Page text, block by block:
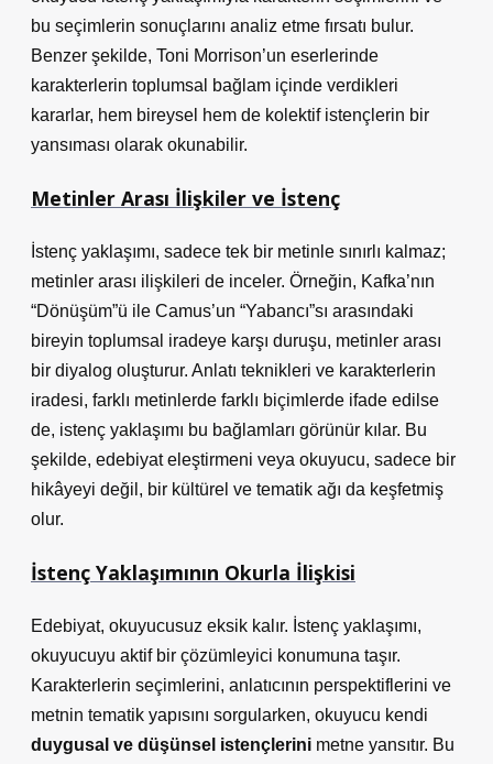
bu seçimlerin sonuçlarını analiz etme fırsatı bulur.
Benzer şekilde, Toni Morrison’un eserlerinde
karakterlerin toplumsal bağlam içinde verdikleri
kararlar, hem bireysel hem de kolektif istençlerin bir
yansıması olarak okunabilir.
Metinler Arası İlişkiler ve İstenç
İstenç yaklaşımı, sadece tek bir metinle sınırlı kalmaz;
metinler arası ilişkileri de inceler. Örneğin, Kafka’nın
“Dönüşüm”ü ile Camus’un “Yabancı”sı arasındaki
bireyin toplumsal iradeye karşı duruşu, metinler arası
bir diyalog oluşturur. Anlatı teknikleri ve karakterlerin
iradesi, farklı metinlerde farklı biçimlerde ifade edilse
de, istenç yaklaşımı bu bağlamları görünür kılar. Bu
şekilde, edebiyat eleştirmeni veya okuyucu, sadece bir
hikâyeyi değil, bir kültürel ve tematik ağı da keşfetmiş
olur.
İstenç Yaklaşımının Okurla İlişkisi
Edebiyat, okuyucusuz eksik kalır. İstenç yaklaşımı,
okuyucuyu aktif bir çözümleyici konumuna taşır.
Karakterlerin seçimlerini, anlatıcının perspektiflerini ve
metnin tematik yapısını sorgularken, okuyucu kendi
duygusal ve düşünsel istençlerini metne yansıtır. Bu